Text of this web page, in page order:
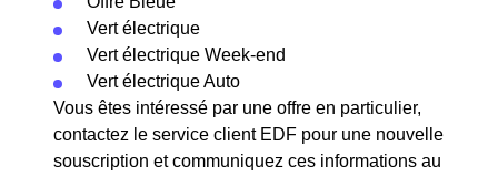
Vert électrique
Vert électrique Week-end
Vert électrique Auto
Vous êtes intéressé par une offre en particulier,
contactez le service client EDF pour une nouvelle
souscription et communiquez ces informations au